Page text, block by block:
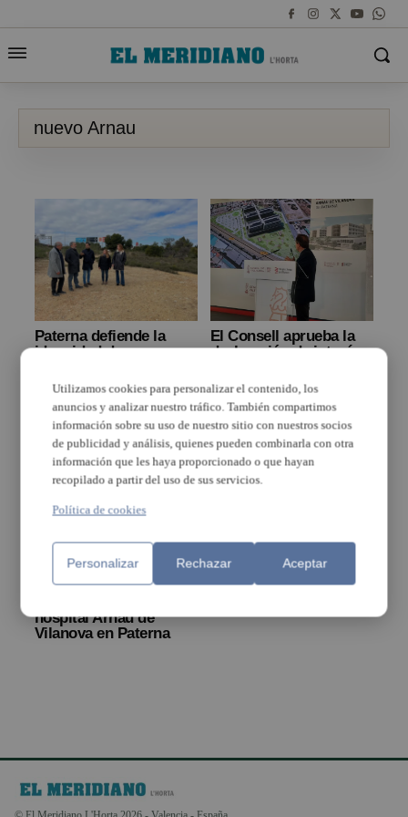
nuevo Arnau
Paterna defiende la
idoneidad de sus
construcción del nuevo
Arnau de Vilanova
El Consell aprueba la
declaración de interés
obras de construcción
del nuevo hospital
Arnau de Vilanova
La Generalitat
hospital Arnau de
Vilanova en Paterna
Utilizamos cookies para personalizar el contenido, los
anuncios y analizar nuestro tráfico. También compartimos
información sobre su uso de nuestro sitio con nuestros socios
de publicidad y análisis, quienes pueden combinarla con otra
información que les haya proporcionado o que hayan
recopilado a partir del uso de sus servicios.
Política de cookies
Personalizar Rechazar Aceptar